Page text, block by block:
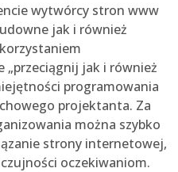
wytwórcy stron www
jak i również
jak i również
programowania
projektanta. Za
można szybko
strony internetowej,
oczekiwaniom.